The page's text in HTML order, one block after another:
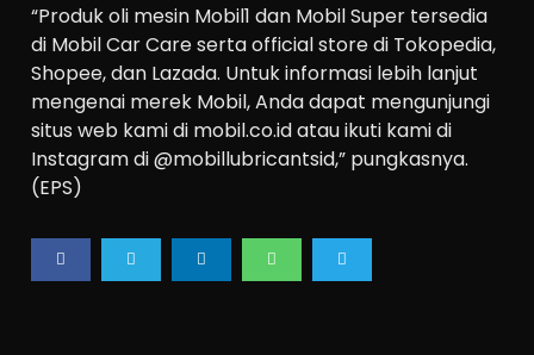
“Produk oli mesin Mobil1 dan Mobil Super tersedia
di Mobil Car Care serta official store di Tokopedia,
Shopee, dan Lazada. Untuk informasi lebih lanjut
mengenai merek Mobil, Anda dapat mengunjungi
situs web kami di mobil.co.id atau ikuti kami di
Instagram di @mobillubricantsid,” pungkasnya.
(EPS)